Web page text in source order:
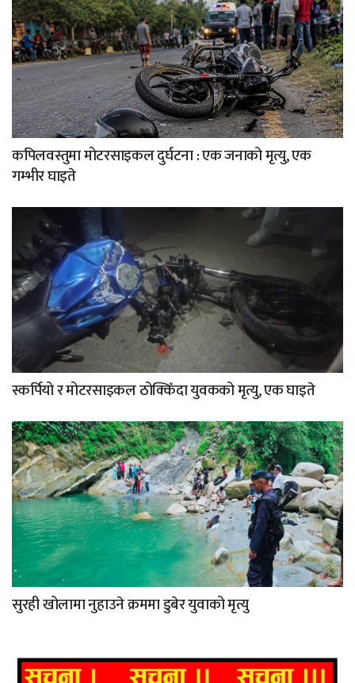
कपिलवस्तुमा मोटरसाइकल दुर्घटना : एक जनाको मृत्यु, एक
गम्भीर घाइते
स्कर्पियो र मोटरसाइकल ठोक्किँदा युवकको मृत्यु, एक घाइते
सुरही खोलामा नुहाउने क्रममा डुबेर युवाको मृत्यु